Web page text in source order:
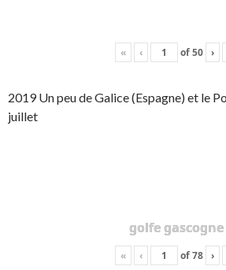
« ‹ of50 ›
2019 Un peu de Galice (Espagne) et le
juillet
golfe gascogne
« ‹ of78 ›